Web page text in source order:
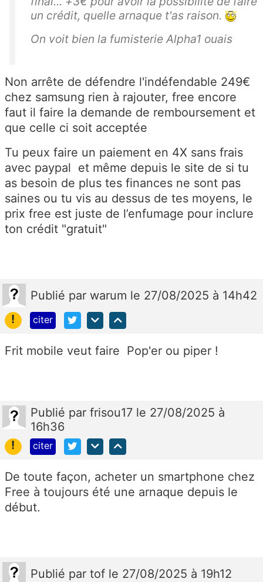
un crédit, quelle arnaque t'as raison.
On voit bien la fumisterie Alpha1 ouais
Non arrête de défendre l'indéfendable 249€
chez samsung rien à rajouter, free encore
faut il faire la demande de remboursement et
que celle ci soit acceptée
Tu peux faire un paiement en 4X sans frais
avec paypal et même depuis le site de si tu
as besoin de plus tes finances ne sont pas
saines ou tu vis au dessus de tes moyens, le
prix free est juste de l’enfumage pour inclure
ton crédit "gratuit"
Publié par warum le 27/08/2025 à 14h42
!
citer
Frit mobile veut faire Pop'er ou piper !
Publié par frisou17 le 27/08/2025 à
16h36
!
citer
De toute façon, acheter un smartphone chez
Free à toujours été une arnaque depuis le
début.
Publié par tof le 27/08/2025 à 19h12